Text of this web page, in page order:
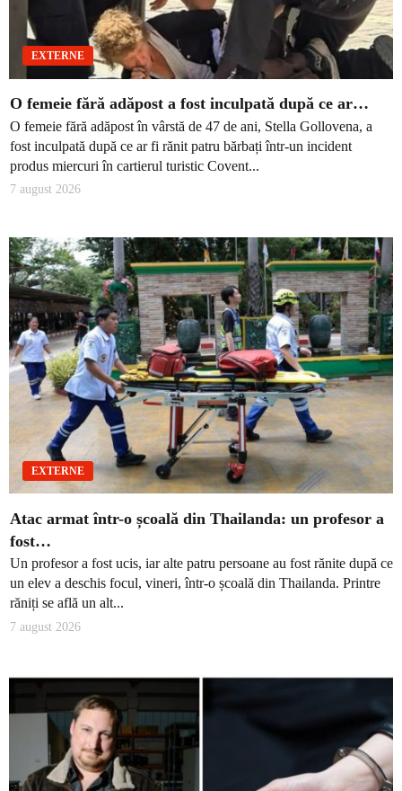
EXTERNE
O femeie fără adăpost a fost inculpată după ce ar…
O femeie fără adăpost în vârstă de 47 de ani, Stella Gollovena, a
fost inculpată după ce ar fi rănit patru bărbați într-un incident
produs miercuri în cartierul turistic Covent...
7 august 2026
EXTERNE
Atac armat într-o școală din Thailanda: un profesor a
fost…
Un profesor a fost ucis, iar alte patru persoane au fost rănite după ce
un elev a deschis focul, vineri, într-o școală din Thailanda. Printre
răniți se află un alt...
7 august 2026